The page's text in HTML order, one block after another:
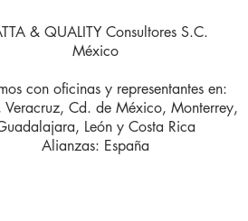
& QUALITY Consultores S.C.
México
con oficinas y representantes en:
Veracruz, Cd. de México, Monterrey,
León y Costa Rica
Alianzas: España